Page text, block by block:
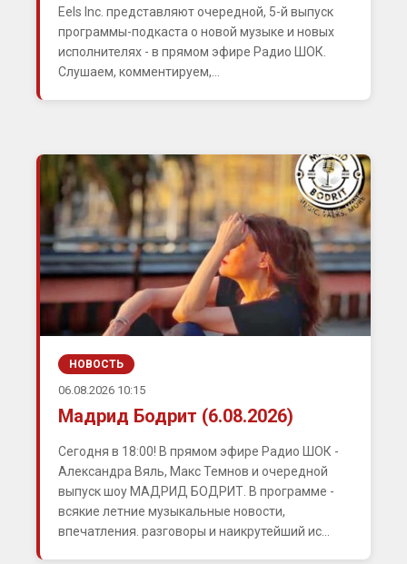
Eels Inc. представляют очередной, 5-й выпуск
программы-подкаста о новой музыке и новых
исполнителях - в прямом эфире Радио ШОК.
Слушаем, комментируем,...
НОВОСТЬ
06.08.2026 10:15
Мадрид Бодрит (6.08.2026)
Сегодня в 18:00! В прямом эфире Радио ШОК -
Александра Вяль, Макс Темнов и очередной
выпуск шоу МАДРИД БОДРИТ. В программе -
всякие летние музыкальные новости,
впечатления. разговоры и наикрутейший ис...